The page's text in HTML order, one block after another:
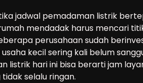
jadwal pemadaman listrik
mendadak harus mencari
perusahaan sudah
kecil sering kali belum
listrik hari ini bisa berarti jam
selalu ringan.